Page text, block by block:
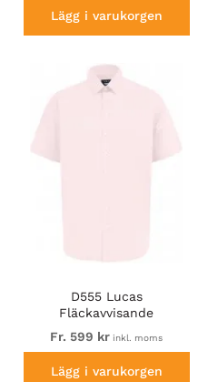
Lägg i varukorgen
D555 Lucas
Fläckavvisande
Lättstruken
Stretchskjorta med Kort
Fr. 599 kr inkl. moms
Lägg i varukorgen